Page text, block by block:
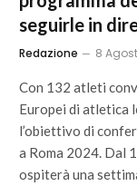
seguirle in
Redazione 8
Con 132 atleti
Europei di atletica
l’obiettivo di
a Roma 2024. Dal
ospiterà una